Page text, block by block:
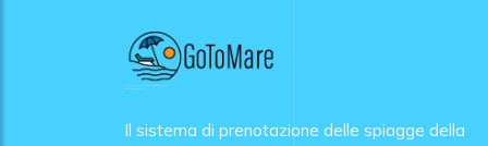
Il sistema di prenotazione delle spiagge della